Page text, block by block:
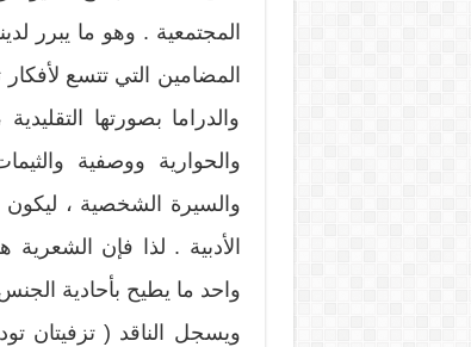
المجتمعية . وهو ما يبرر
المضامين التي تتسع
والدراما بصورتها
والحوارية ووصفية
والسيرة الشخصية ، ليكون
الأدبية . لذا فإن
واحد ما يطيح بأحادية
ويسجل الناقد ( تزفيتان